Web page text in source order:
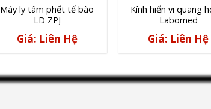
Máy ly tâm phết tế bào
LD ZPJ
Giá: Liên Hệ
Kính hiển vi quang
Labomed
Giá: Liên Hệ